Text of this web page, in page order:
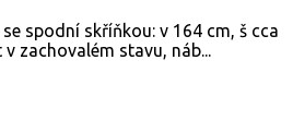
spodní skříňkou: v 164 cm, š cca
zachovalém stavu, náb...